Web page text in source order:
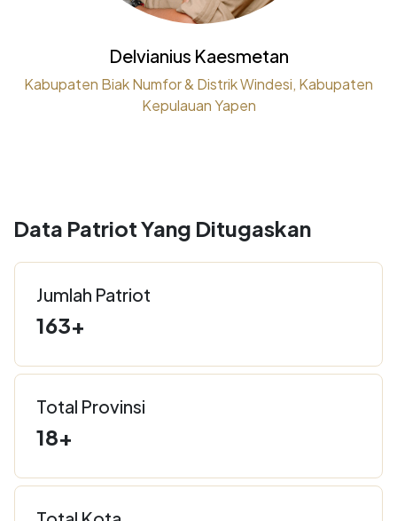
Delvianius Kaesmetan
Kabupaten Biak Numfor & Distrik Windesi, Kabupaten
Kepulauan Yapen
Data Patriot Yang Ditugaskan
Jumlah Patriot
163+
Total Provinsi
18+